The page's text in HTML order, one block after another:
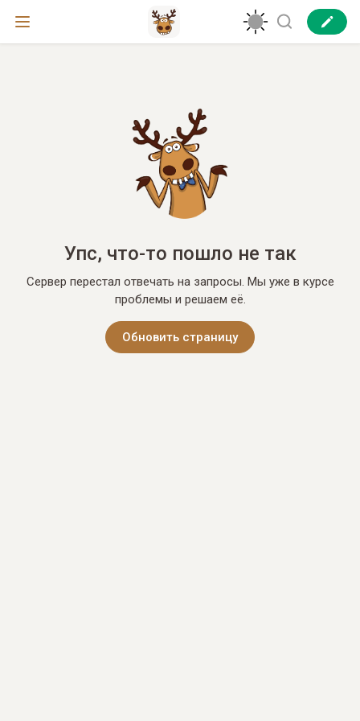
Упс, что-то пошло не так
Сервер перестал отвечать на запросы. Мы уже в курсе
проблемы и решаем её.
Обновить страницу